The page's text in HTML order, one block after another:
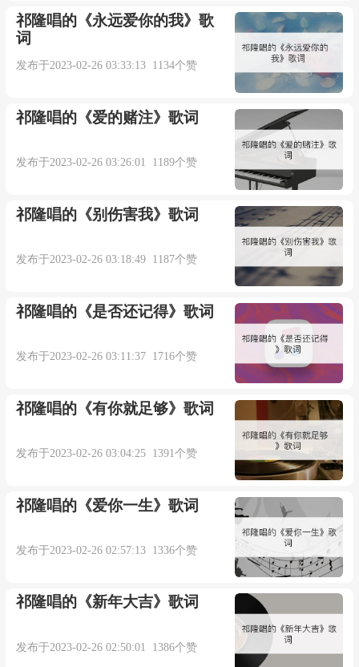
虎
词：吴剑中
曲：陆虎
编曲：余雷
录音棚：金田录音棚/L.TStudio
母带处理：刘羽伦
祁隆唱的《永远爱你的我》歌
词
发布于2023-02-26 03:33:13 1134个赞
祁隆唱的《爱的赌注》歌词
发布于2023-02-26 03:26:01 1189个赞
祁隆唱的《别伤害我》歌词
发布于2023-02-26 03:18:49 1187个赞
祁隆唱的《是否还记得》歌词
发布于2023-02-26 03:11:37 1716个赞
祁隆唱的《有你就足够》歌词
发布于2023-02-26 03:04:25 1391个赞
祁隆唱的《爱你一生》歌词
发布于2023-02-26 02:57:13 1336个赞
祁隆唱的《新年大吉》歌词
发布于2023-02-26 02:50:01 1386个赞